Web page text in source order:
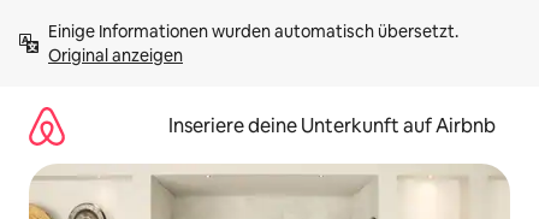
Inhalten
springenOriginal anzeigen
Inseriere deine Unterkunft auf Airbnb